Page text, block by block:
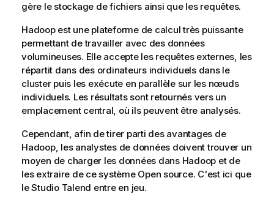
gère le stockage de fichiers ainsi que les requêtes.
Hadoop est une plateforme de calcul très puissante
permettant de travailler avec des données
volumineuses. Elle accepte les requêtes externes, les
répartit dans des ordinateurs individuels dans le
cluster puis les exécute en parallèle sur les nœuds
individuels. Les résultats sont retournés vers un
emplacement central, où ils peuvent être analysés.
Cependant, afin de tirer parti des avantages de
Hadoop, les analystes de données doivent trouver un
moyen de charger les données dans Hadoop et de
les extraire de ce système Open source. C'est ici que
leStudio Talend entre en jeu.